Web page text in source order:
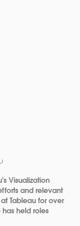
Visualization
and relevant
Tableau for over
held roles